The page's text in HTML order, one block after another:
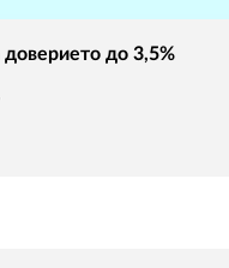
до 3,5%